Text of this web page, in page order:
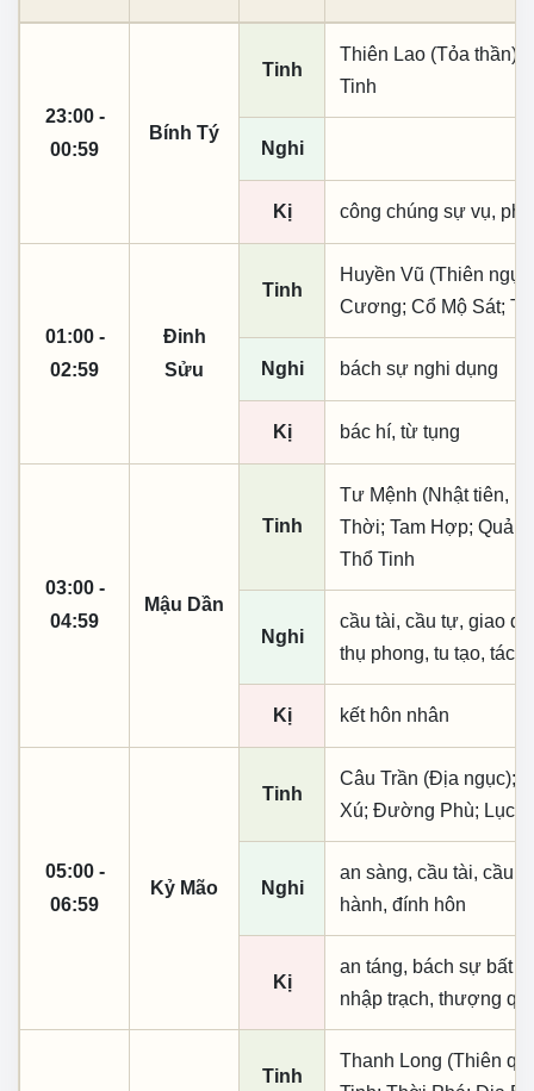
23:00 -
00:59
Bính Tý
Tinh
Thiên Lao (Tỏa thần);
Tinh
Nghi
Kị công chúng sự vụ,
01:00 -
02:59
Đinh
Sửu
Tinh
Huyền Vũ (Thiên
Cương; Cổ Mộ Sát;
Nghi bách sự nghi dụng
Kị bác hí, từ tụng
03:00 -
04:59
Mậu Dần
Tinh
Tư Mệnh (Nhật tiên,
Thời; Tam Hợp; Quả
Thổ Tinh
Nghi
cầu tài, cầu tự, giao
thụ phong, tu tạo, tác
Kị kết hôn nhân
05:00 -
06:59
Kỷ Mão
Tinh
Câu Trần (Địa ngục);
Xú; Đường Phù; Lục
Nghi
an sàng, cầu tài, cầu
hành, đính hôn
Kị
an táng, bách sự bất
nhập trạch, thượng
Tinh
Thanh Long (Thiên